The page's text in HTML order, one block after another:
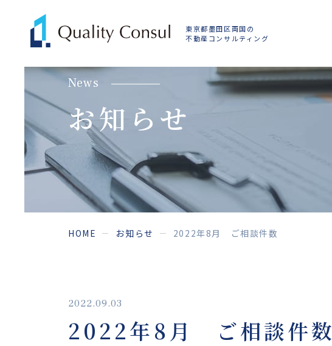
東京都墨田区両国の
不動産コンサルティング
news
お知らせ
HOME お知らせ 2022年8月 ご相談件数
2022.09.03
2022年8月 ご相談件数